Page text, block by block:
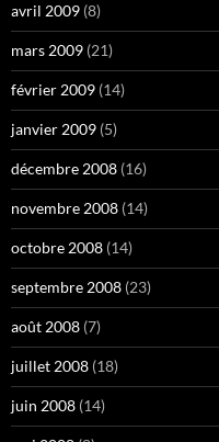
avril 2009 (8)
mars 2009 (21)
février 2009 (14)
janvier 2009 (5)
décembre 2008 (16)
novembre 2008 (14)
octobre 2008 (14)
septembre 2008 (23)
août 2008 (7)
juillet 2008 (18)
juin 2008 (14)